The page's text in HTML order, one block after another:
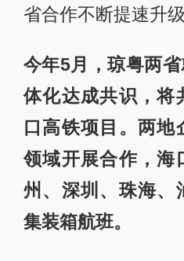
省合作不断提速升级
今年5月，琼粤两
体化达成共识，将
口高铁项目。两
领域开展合作，海
州、深圳、珠海、
集装箱航班。